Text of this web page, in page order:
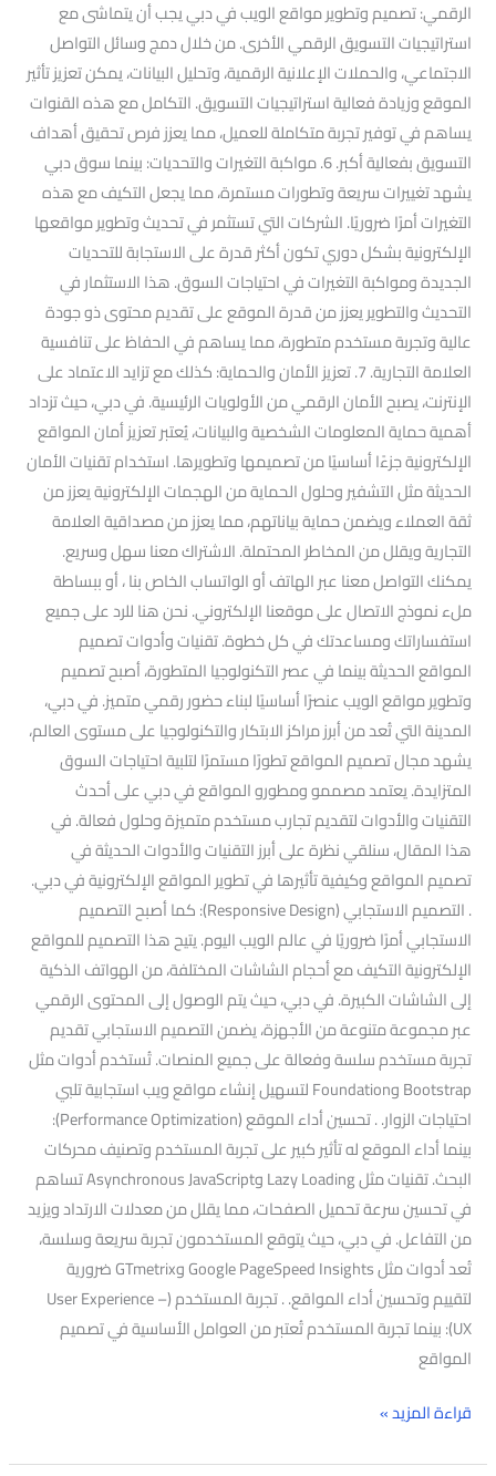
الرقمي: تصميم وتطوير مواقع الويب في دبي يجب أن يتماشى مع
استراتيجيات التسويق الرقمي الأخرى. من خلال دمج وسائل التواصل
الاجتماعي، والحملات الإعلانية الرقمية، وتحليل البيانات، يمكن تعزيز تأثير
الموقع وزيادة فعالية استراتيجيات التسويق. التكامل مع هذه القنوات
يساهم في توفير تجربة متكاملة للعميل، مما يعزز فرص تحقيق أهداف
التسويق بفعالية أكبر. 6. مواكبة التغيرات والتحديات: بينما سوق دبي
يشهد تغييرات سريعة وتطورات مستمرة، مما يجعل التكيف مع هذه
التغيرات أمرًا ضروريًا. الشركات التي تستثمر في تحديث وتطوير مواقعها
الإلكترونية بشكل دوري تكون أكثر قدرة على الاستجابة للتحديات
الجديدة ومواكبة التغيرات في احتياجات السوق. هذا الاستثمار في
التحديث والتطوير يعزز من قدرة الموقع على تقديم محتوى ذو جودة
عالية وتجربة مستخدم متطورة، مما يساهم في الحفاظ على تنافسية
العلامة التجارية. 7. تعزيز الأمان والحماية: كذلك مع تزايد الاعتماد على
الإنترنت، يصبح الأمان الرقمي من الأولويات الرئيسية. في دبي، حيث تزداد
أهمية حماية المعلومات الشخصية والبيانات، يُعتبر تعزيز أمان المواقع
الإلكترونية جزءًا أساسيًا من تصميمها وتطويرها. استخدام تقنيات الأمان
الحديثة مثل التشفير وحلول الحماية من الهجمات الإلكترونية يعزز من
ثقة العملاء ويضمن حماية بياناتهم، مما يعزز من مصداقية العلامة
التجارية ويقلل من المخاطر المحتملة. الاشتراك معنا سهل وسريع.
يمكنك التواصل معنا عبر الهاتف أو الواتساب الخاص بنا ، أو ببساطة
ملء نموذج الاتصال على موقعنا الإلكتروني. نحن هنا للرد على جميع
استفساراتك ومساعدتك في كل خطوة. تقنيات وأدوات تصميم
المواقع الحديثة بينما في عصر التكنولوجيا المتطورة، أصبح تصميم
وتطوير مواقع الويب عنصرًا أساسيًا لبناء حضور رقمي متميز. في دبي،
المدينة التي تُعد من أبرز مراكز الابتكار والتكنولوجيا على مستوى العالم،
يشهد مجال تصميم المواقع تطورًا مستمرًا لتلبية احتياجات السوق
المتزايدة. يعتمد مصممو ومطورو المواقع في دبي على أحدث
التقنيات والأدوات لتقديم تجارب مستخدم متميزة وحلول فعالة. في
هذا المقال، سنلقي نظرة على أبرز التقنيات والأدوات الحديثة في
تصميم المواقع وكيفية تأثيرها في تطوير المواقع الإلكترونية في دبي.
. التصميم الاستجابي (Responsive Design): كما أصبح التصميم
الاستجابي أمرًا ضروريًا في عالم الويب اليوم. يتيح هذا التصميم للمواقع
الإلكترونية التكيف مع أحجام الشاشات المختلفة، من الهواتف الذكية
إلى الشاشات الكبيرة. في دبي، حيث يتم الوصول إلى المحتوى الرقمي
عبر مجموعة متنوعة من الأجهزة، يضمن التصميم الاستجابي تقديم
تجربة مستخدم سلسة وفعالة على جميع المنصات. تُستخدم أدوات مثل
Bootstrap وFoundation لتسهيل إنشاء مواقع ويب استجابية تلبي
احتياجات الزوار. . تحسين أداء الموقع (Performance Optimization):
بينما أداء الموقع له تأثير كبير على تجربة المستخدم وتصنيف محركات
البحث. تقنيات مثل Lazy Loading وAsynchronous JavaScript تساهم
في تحسين سرعة تحميل الصفحات، مما يقلل من معدلات الارتداد ويزيد
من التفاعل. في دبي، حيث يتوقع المستخدمون تجربة سريعة وسلسة،
تُعد أدوات مثل Google PageSpeed Insights وGTmetrix ضرورية
لتقييم وتحسين أداء المواقع. . تجربة المستخدم (User Experience –
UX): بينما تجربة المستخدم تُعتبر من العوامل الأساسية في تصميم
المواقع
قراءة المزيد »